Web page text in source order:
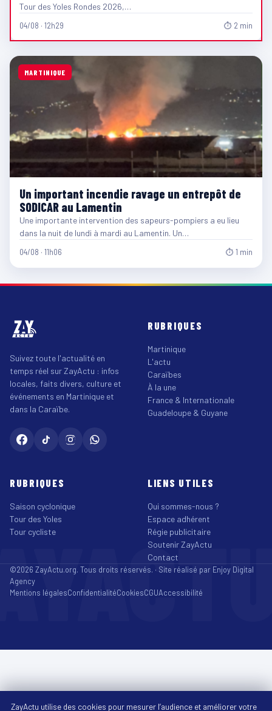
Tour des Yoles Rondes 2026,…
04/08 · 12h29 ⏱ 2 min
MARTINIQUE
Un important incendie ravage un entrepôt de
SODICAR au Lamentin
Une importante intervention des sapeurs-pompiers a eu lieu
dans la nuit de lundi à mardi au Lamentin. Un…
04/08 · 11h06 ⏱ 1 min
Suivez toute l'actualité en
temps réel sur ZayActu : infos
locales, faits divers, culture et
événements en Martinique et
dans la Caraïbe.
RUBRIQUES
Martinique
L'actu
Caraïbes
À la une
France & Internationale
Guadeloupe & Guyane
RUBRIQUES
Saison cyclonique
Tour des Yoles
Tour cycliste
LIENS UTILES
Qui sommes-nous ?
Espace adhérent
Régie publicitaire
Soutenir ZayActu
Contact
©2026 ZayActu.org. Tous droits réservés. · Site réalisé par Enjoy Digital
Agency
Mentions légalesConfidentialitéCookiesCGUAccessibilité
ZayActu utilise des cookies pour mesurer l’audience et améliorer votre